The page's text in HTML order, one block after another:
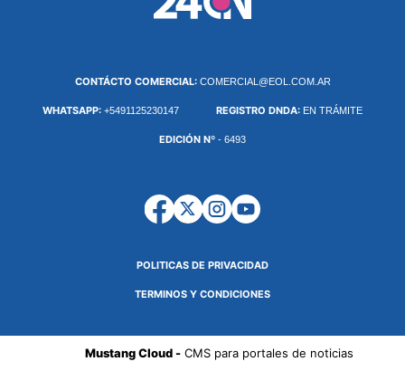
CONTÁCTO COMERCIAL: COMERCIAL@EOL.COM.AR
WHATSAPP: +5491125230147 REGISTRO DNDA: EN TRÁMITE
EDICIÓN Nº - 6493
POLITICAS DE PRIVACIDAD
TERMINOS Y CONDICIONES
Mustang Cloud -CMS para portales de noticias